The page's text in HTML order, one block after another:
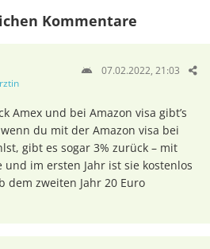
Kommentare
07.02.2022, 21:03
Amex und bei Amazon visa gibt’s
du mit der Amazon visa bei
gibt es sogar 3% zurück – mit
und im ersten Jahr ist sie kostenlos
dem zweiten Jahr 20 Euro